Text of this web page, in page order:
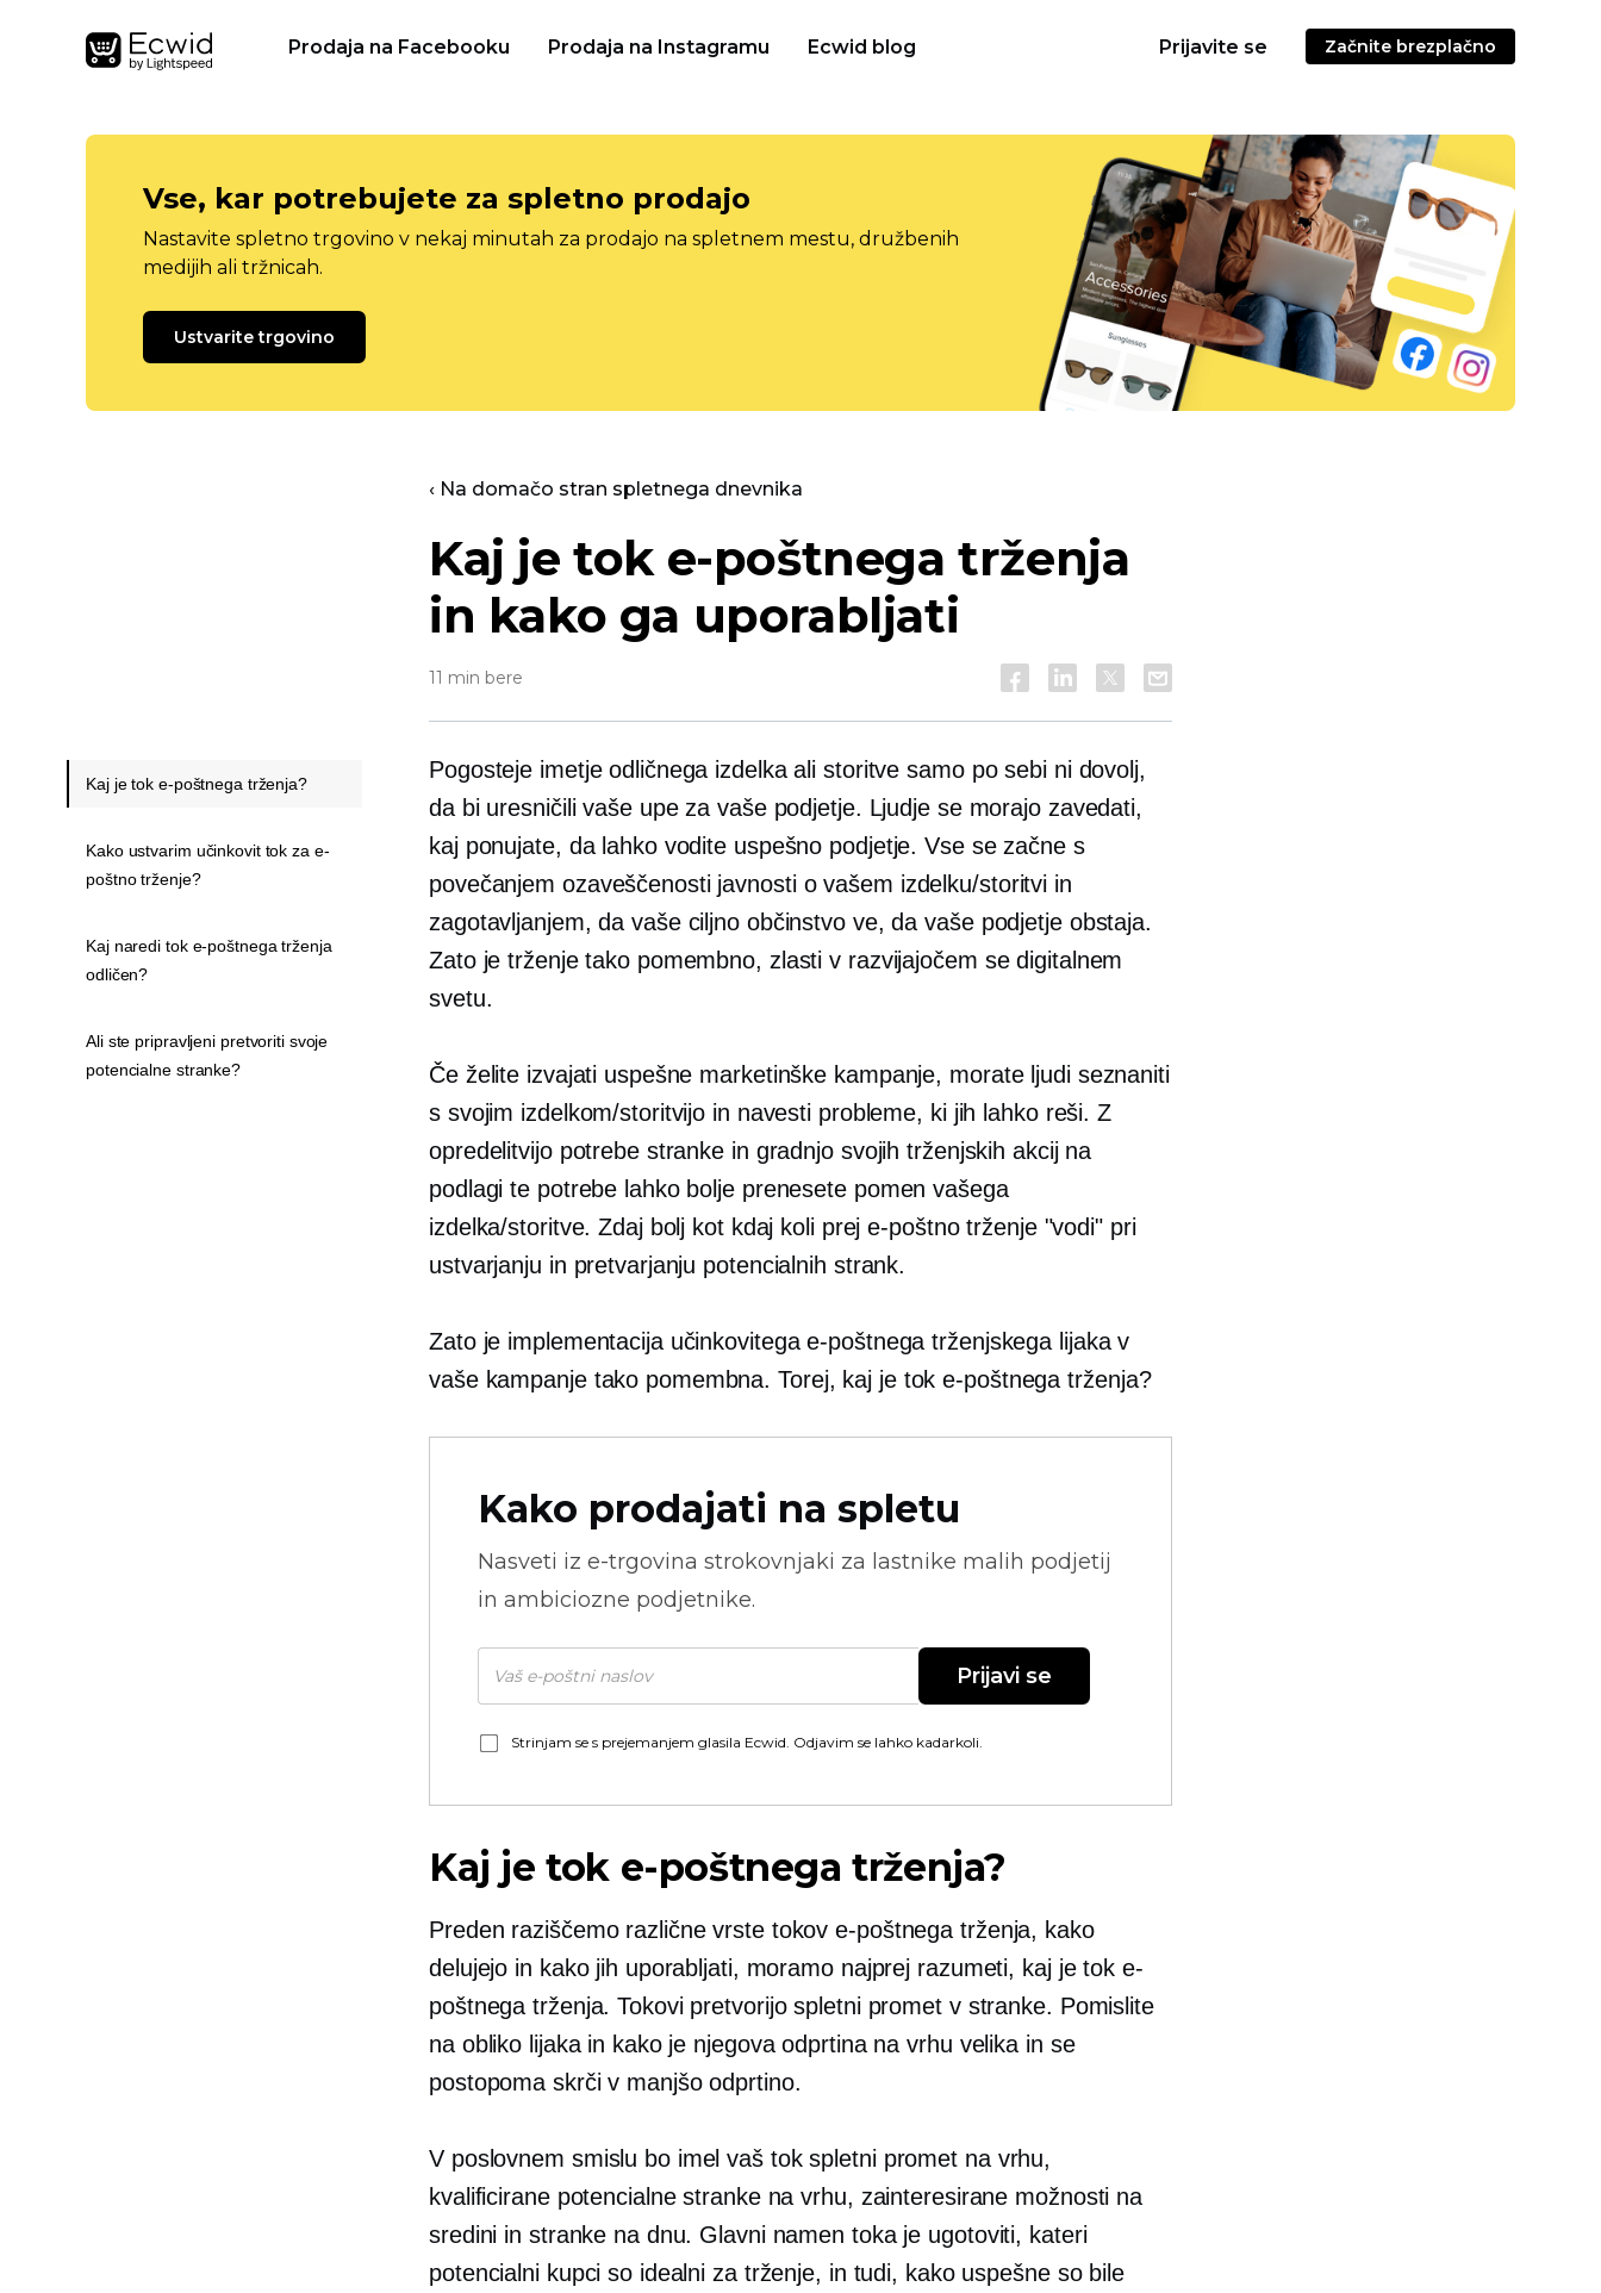
Prodaja na Facebooku Prodaja na Instagramu Ecwid blog Prijavite se Začnite brezplačno
Vse, kar potrebujete za spletno prodajo
Nastavite spletno trgovino v nekaj minutah za prodajo na spletnem mestu, družbenih
medijih ali tržnicah.
Ustvarite trgovino
‹ Na domačo stran spletnega dnevnika
Kaj je tok e-poštnega trženja
in kako ga uporabljati
11 min bere
Pogosteje imetje odličnega izdelka ali storitve samo po sebi ni dovolj,
da bi uresničili vaše upe za vaše podjetje. Ljudje se morajo zavedati,
kaj ponujate, da lahko vodite uspešno podjetje. Vse se začne s
povečanjem ozaveščenosti javnosti o vašem izdelku/storitvi in ​​
zagotavljanjem, da vaše ciljno občinstvo ve, da vaše podjetje obstaja.
Zato je trženje tako pomembno, zlasti v razvijajočem se digitalnem
svetu.
Če želite izvajati uspešne marketinške kampanje, morate ljudi seznaniti
s svojim izdelkom/storitvijo in navesti probleme, ki jih lahko reši. Z
opredelitvijo potrebe stranke in gradnjo svojih trženjskih akcij na
podlagi te potrebe lahko bolje prenesete pomen vašega
izdelka/storitve. Zdaj bolj kot kdaj koli prej e-poštno trženje "vodi" pri
ustvarjanju in pretvarjanju potencialnih strank.
Zato je implementacija učinkovitega e-poštnega trženjskega lijaka v
vaše kampanje tako pomembna. Torej, kaj je tok e-poštnega trženja?
Kako prodajati na spletu
Nasveti iz e-trgovina strokovnjaki za lastnike malih podjetij
in ambiciozne podjetnike.
Prijavi se
Strinjam se s prejemanjem glasila Ecwid. Odjavim se lahko kadarkoli.
Kaj je tok e-poštnega trženja?
Preden raziščemo različne vrste tokov e-poštnega trženja, kako
delujejo in kako jih uporabljati, moramo najprej razumeti, kaj je tok e-
poštnega trženja. Tokovi pretvorijo spletni promet v stranke. Pomislite
na obliko lijaka in kako je njegova odprtina na vrhu velika in se
postopoma skrči v manjšo odprtino.
V poslovnem smislu bo imel vaš tok spletni promet na vrhu,
kvalificirane potencialne stranke na vrhu, zainteresirane možnosti na
sredini in stranke na dnu. Glavni namen toka je ugotoviti, kateri
potencialni kupci so idealni za trženje, in tudi, kako uspešne so bile
Kaj je tok e-poštnega trženja?
Kako ustvarim učinkovit tok za e-
poštno trženje?
Kaj naredi tok e-poštnega trženja
odličen?
Ali ste pripravljeni pretvoriti svoje
potencialne stranke?